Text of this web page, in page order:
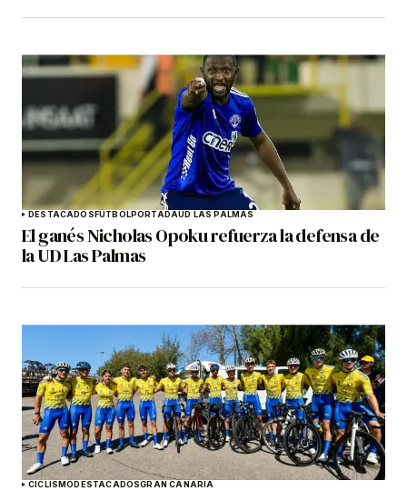
DESTACADOSFÚTBOLPORTADAUD LAS PALMAS
El ganés Nicholas Opoku refuerza la defensa de
la UD Las Palmas
CICLISMODESTACADOSGRAN CANARIA